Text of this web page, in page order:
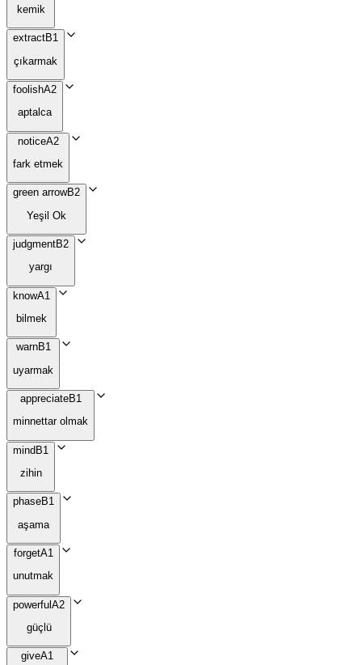
kemik
extractB1
çıkarmak
foolishA2
aptalca
noticeA2
fark etmek
green arrowB2
Yeşil Ok
judgmentB2
yargı
knowA1
bilmek
warnB1
uyarmak
appreciateB1
minnettar olmak
mindB1
zihin
phaseB1
aşama
forgetA1
unutmak
powerfulA2
güçlü
giveA1